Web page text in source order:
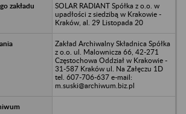
SOLAR RADIANT Spółka z o.o. w
upadłości z siedzibą w Krakowie -
Kraków, al. 29 Listopada 20
Zakład Archiwalny Składnica Spółka
z o.o. ul. Malownicza 66, 42-271
Częstochowa Oddział w Krakowie -
31-587 Kraków ul. Na Załęczu 1D
tel. 607-706-637 e-mail:
m.suski@archiwum.biz.pl